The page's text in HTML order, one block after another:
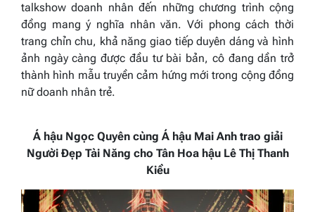
talkshow doanh nhân đến những chương trình cộng
đồng mang ý nghĩa nhân văn. Với phong cách thời
trang chỉn chu, khả năng giao tiếp duyên dáng và hình
ảnh ngày càng được đầu tư bài bản, cô đang dần trở
thành hình mẫu truyền cảm hứng mới trong cộng đồng
nữ doanh nhân trẻ.
Á hậu Ngọc Quyên cùng Á hậu Mai Anh trao giải
Người Đẹp Tài Năng cho Tân Hoa hậu Lê Thị Thanh
Kiều